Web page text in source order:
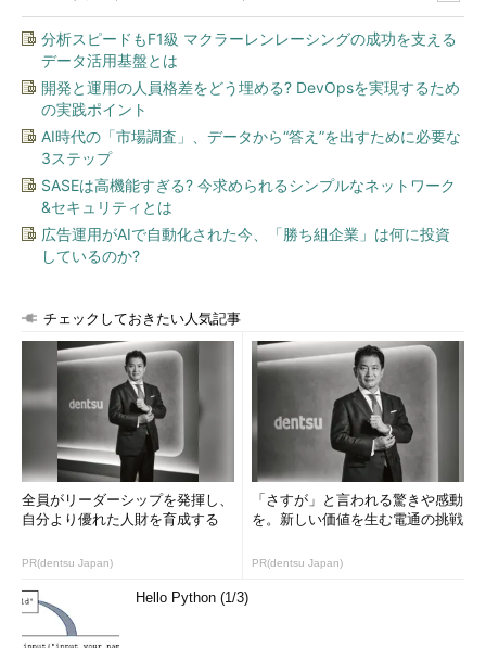
火曜日
9:00出社
19:00退社
朝会出席。昨日指摘を受けた修正部分の再レビュー。軽
微な指摘はあったものの、内容には問題がなかったた
め、自分のPCで開発環境を立ち上げてコーディング作
業に着手
水曜日
9:00出社
やっと動いてもおかしなランタイムエラーが出て、頭を
ると判明
木曜日
9:00出社
19:00退社
朝会では昨日の作業中に気が付いた設計上の懸念点や開
発環境の設定事項について報告。メンバーで軽く議論
ているかどうかを確認して、先輩に進ちょく状況を報告
して帰宅
金曜日
9:00出社
20:00退
社
午前中はプロジェクト全体の進ちょく会議。午後から先
輩とソースコードレビュー。「プログラムソースに書き
込むべきコメント情報の記載が不十分」と指摘があり、
コメントを追記して修正する
次回予告
「ITエンジニア職業図鑑」、次回はプロジェクト全体を切り盛
IT業界就職ラボ「就ラボ」
働くとは、就職とは、エンジニアとは――正しい知識を得て、
分析スピードもF1級 マクラーレンレーシングの成功を支える
データ活用基盤とは
開発と運用の人員格差をどう埋める? DevOpsを実現するため
の実践ポイント
AI時代の「市場調査」、データから“答え”を出すために必要な
3ステップ
SASEは高機能すぎる? 今求められるシンプルなネットワーク
&セキュリティとは
広告運用がAIで自動化された今、「勝ち組企業」は何に投資
しているのか?
チェックしておきたい人気記事
全員がリーダーシップを発揮し、
自分より優れた人財を育成する
PR(dentsu Japan)
「さすが」と言われる驚きや感動
を。新しい価値を生む電通の挑戦
PR(dentsu Japan)
Hello Python (1/3)